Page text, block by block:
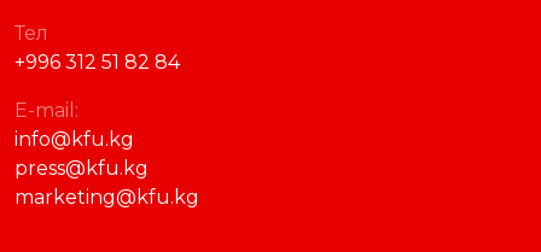
Тел
+996 312 51 82 84
E-mail:
info@kfu.kg
press@kfu.kg
marketing@kfu.kg